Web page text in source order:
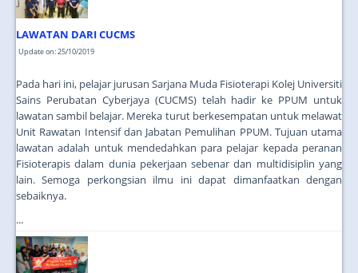
LAWATAN DARI CUCMS
Update on: 25/10/2019
Pada hari ini, pelajar jurusan Sarjana Muda Fisioterapi Kolej Universiti
Sains Perubatan Cyberjaya (CUCMS) telah hadir ke PPUM untuk
lawatan sambil belajar. Mereka turut berkesempatan untuk melawat
Unit Rawatan Intensif dan Jabatan Pemulihan PPUM. Tujuan utama
lawatan adalah untuk mendedahkan para pelajar kepada peranan
Fisioterapis dalam dunia pekerjaan sebenar dan multidisiplin yang
lain. Semoga perkongsian ilmu ini dapat dimanfaatkan dengan
sebaiknya.
...